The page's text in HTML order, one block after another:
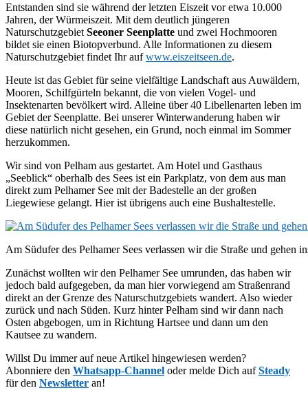
Entstanden sind sie während der letzten Eiszeit vor etwa 10.000
Jahren, der Würmeiszeit. Mit dem deutlich jüngeren
Naturschutzgebiet Seeoner Seenplatte und zwei Hochmooren
bildet sie einen Biotopverbund. Alle Informationen zu diesem
Naturschutzgebiet findet Ihr aufwww.eiszeitseen.de.
Heute ist das Gebiet für seine vielfältige Landschaft aus Auwäldern,
Mooren, Schilfgürteln bekannt, die von vielen Vogel- und
Insektenarten bevölkert wird. Alleine über 40 Libellenarten leben im
Gebiet der Seenplatte. Bei unserer Winterwanderung haben wir
diese natürlich nicht gesehen, ein Grund, noch einmal im Sommer
herzukommen.
Wir sind von Pelham aus gestartet. Am Hotel und Gasthaus
„Seeblick“ oberhalb des Sees ist ein Parkplatz, von dem aus man
direkt zum Pelhamer See mit der Badestelle an der großen
Liegewiese gelangt. Hier ist übrigens auch eine Bushaltestelle.
Am Südufer des Pelhamer Sees verlassen wir die Straße und gehen
Zunächst wollten wir den Pelhamer See umrunden, das haben wir
jedoch bald aufgegeben, da man hier vorwiegend am Straßenrand
direkt an der Grenze des Naturschutzgebiets wandert. Also wieder
zurück und nach Süden. Kurz hinter Pelham sind wir dann nach
Osten abgebogen, um in Richtung Hartsee und dann um den
Kautsee zu wandern.
Willst Du immer auf neue Artikel hingewiesen werden?
Abonniere den Whatsapp-Channel oder melde Dich aufSteady
für den Newsletter an!